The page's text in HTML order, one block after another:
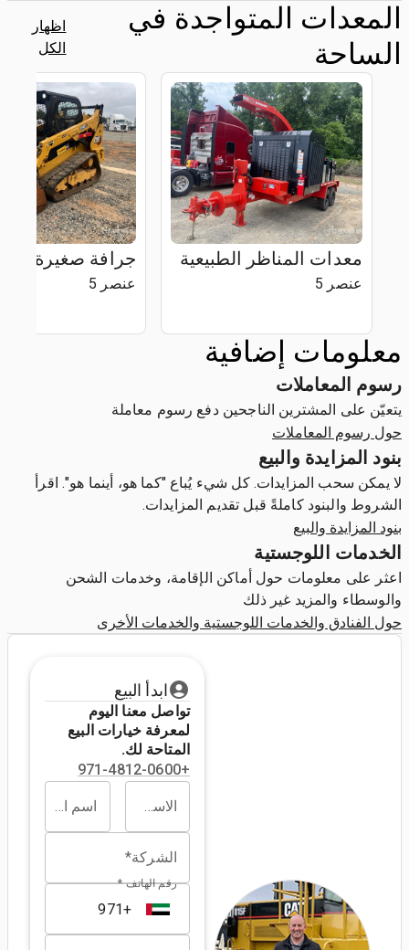
المعدات المتواجدة في
الساحة
اظهار
الكل
معدات المناظر الطبيعية
عنصر 5
جرافة صغيرة
عنصر 5
معلومات إضافية
رسوم المعاملات
يتعيّن على المشترين الناجحين دفع رسوم معاملة
حول رسوم المعاملات
بنود المزايدة والبيع
لا يمكن سحب المزايدات. كل شيء يُباع "كما هو، أينما هو". اقرأ
الشروط والبنود كاملةً قبل تقديم المزايدات.
بنود المزايدة والبيع
الخدمات اللوجستية
اعثر على معلومات حول أماكن الإقامة، وخدمات الشحن
والوسطاء والمزيد غير ذلك
حول الفنادق والخدمات اللوجستية والخدمات الأخرى
ابدأ البيع
تواصل معنا اليوم
لمعرفة خيارات البيع
المتاحة لك.
+971-4812-0600
الاسم الأول* اسم العائلة*
الشركة*
رقم الهاتف *